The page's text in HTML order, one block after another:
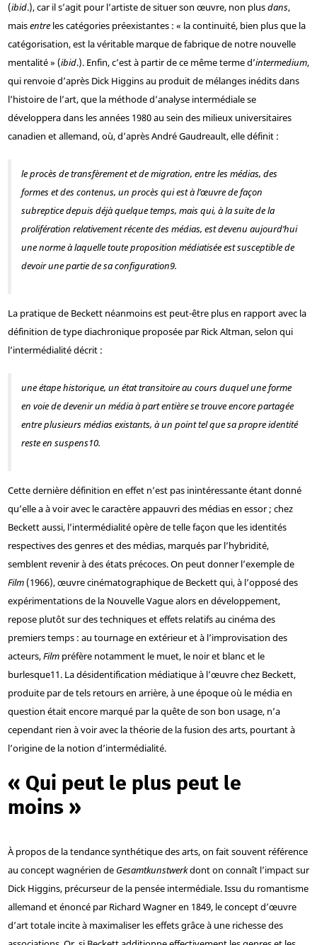
(ibid.), car il s’agit pour l’artiste de situer son œuvre, non plusdans,
maisentreles catégories préexistantes : « la continuité, bien plus que la
catégorisation, est la véritable marque de fabrique de notre nouvelle
mentalité » (ibid.). Enfin, c’est à partir de ce même terme d’intermedium,
qui renvoie d’après Dick Higgins au produit de mélanges inédits dans
l’histoire de l’art, que la méthode d’analyse intermédiale se
développera dans les années 1980 au sein des milieux universitaires
canadien et allemand, où, d’après André Gaudreault, elle définit :
le procès de transfèrement et de migration, entre les médias, des
formes et des contenus, un procès qui est à l’œuvre de façon
subreptice depuis déjà quelque temps, mais qui, à la suite de la
prolifération relativement récente des médias, est devenu aujourd’hui
une norme à laquelle toute proposition médiatisée est susceptible de
devoir une partie de sa configuration9.
La pratique de Beckett néanmoins est peut-être plus en rapport avec la
définition de type diachronique proposée par Rick Altman, selon qui
l’intermédialité décrit :
une étape historique, un état transitoire au cours duquel une forme
en voie de devenir un média à part entière se trouve encore partagée
entre plusieurs médias existants, à un point tel que sa propre identité
reste en suspens10.
Cette dernière définition en effet n’est pas inintéressante étant donné
qu’elle a à voir avec le caractère appauvri des médias en essor ; chez
Beckett aussi, l’intermédialité opère de telle façon que les identités
respectives des genres et des médias, marqués par l’hybridité,
semblent revenir à des états précoces. On peut donner l’exemple de
Film(1966), œuvre cinématographique de Beckett qui, à l’opposé des
expérimentations de la Nouvelle Vague alors en développement,
repose plutôt sur des techniques et effets relatifs au cinéma des
premiers temps : au tournage en extérieur et à l’improvisation des
acteurs,Filmpréfère notamment le muet, le noir et blanc et le
burlesque11. La désidentification médiatique à l’œuvre chez Beckett,
produite par de tels retours en arrière, à une époque où le média en
question était encore marqué par la quête de son bon usage, n’a
cependant rien à voir avec la théorie de la fusion des arts, pourtant à
l’origine de la notion d’intermédialité.
« Qui peut le plus peut le
moins »
À propos de la tendance synthétique des arts, on fait souvent référence
au concept wagnérien de Gesamtkunstwerkdont on connaît l’impact sur
Dick Higgins, précurseur de la pensée intermédiale. Issu du romantisme
allemand et énoncé par Richard Wagner en 1849, le concept d’œuvre
d’art totale incite à maximaliser les effets grâce à une richesse des